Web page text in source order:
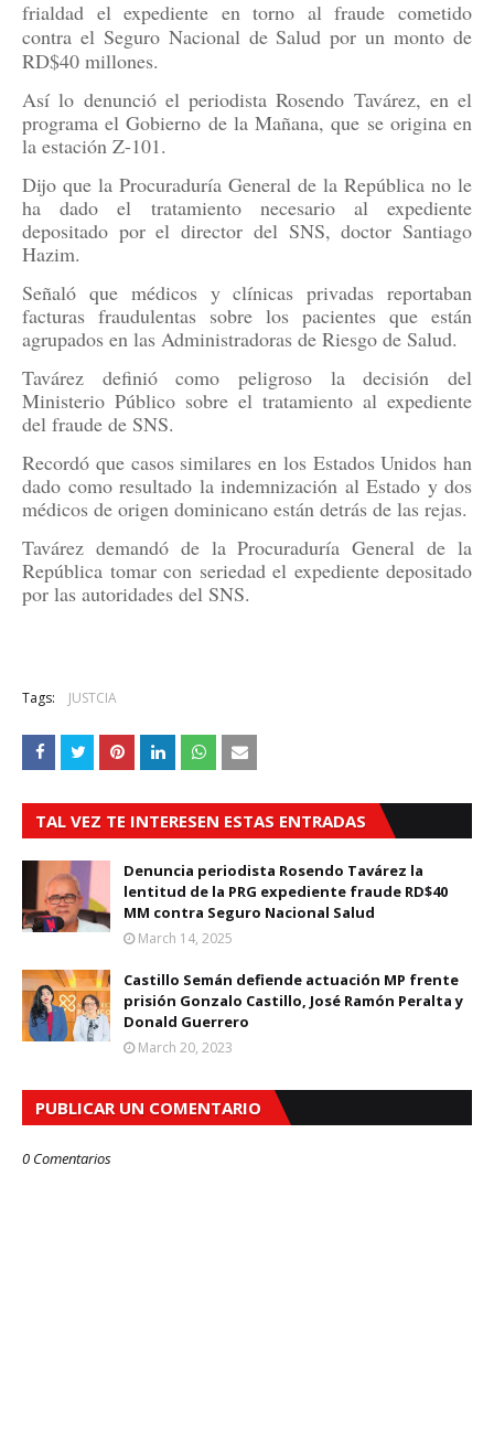
frialdad el expediente en torno al fraude cometido
contra el Seguro Nacional de Salud por un monto de
RD$40 millones.
Así lo denunció el periodista Rosendo Tavárez, en el
programa el Gobierno de la Mañana, que se origina en
la estación Z-101.
Dijo que la Procuraduría General de la República no le
ha dado el tratamiento necesario al expediente
depositado por el director del SNS, doctor Santiago
Hazim.
Señaló que médicos y clínicas privadas reportaban
facturas fraudulentas sobre los pacientes que están
agrupados en las Administradoras de Riesgo de Salud.
Tavárez definió como peligroso la decisión del
Ministerio Público sobre el tratamiento al expediente
del fraude de SNS.
Recordó que casos similares en los Estados Unidos han
dado como resultado la indemnización al Estado y dos
médicos de origen dominicano están detrás de las rejas.
Tavárez demandó de la Procuraduría General de la
República tomar con seriedad el expediente depositado
por las autoridades del SNS.
Tags: JUSTCIA
TAL VEZ TE INTERESEN ESTAS ENTRADAS
Denuncia periodista Rosendo Tavárez la
lentitud de la PRG expediente fraude RD$40
MM contra Seguro Nacional Salud
March 14, 2025
Castillo Semán defiende actuación MP frente
prisión Gonzalo Castillo, José Ramón Peralta y
Donald Guerrero
March 20, 2023
PUBLICAR UN COMENTARIO
0 Comentarios